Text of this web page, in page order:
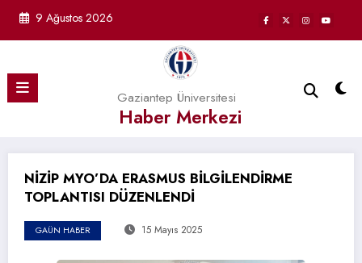
9 Ağustos 2026
Gaziantep Üniversitesi
Haber Merkezi
NİZİP MYO’DA ERASMUS BİLGİLENDİRME
TOPLANTISI DÜZENLENDİ
GAÜN HABER 15 Mayıs 2025